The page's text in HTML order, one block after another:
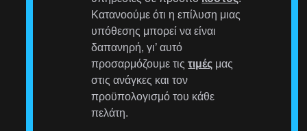
Κατανοούμε ότι η επίλυση μιας
υπόθεσης μπορεί να είναι
δαπανηρή, γι’ αυτό
προσαρμόζουμε τιςτιμές μας
στις ανάγκες και τον
προϋπολογισμό του κάθε
πελάτη.